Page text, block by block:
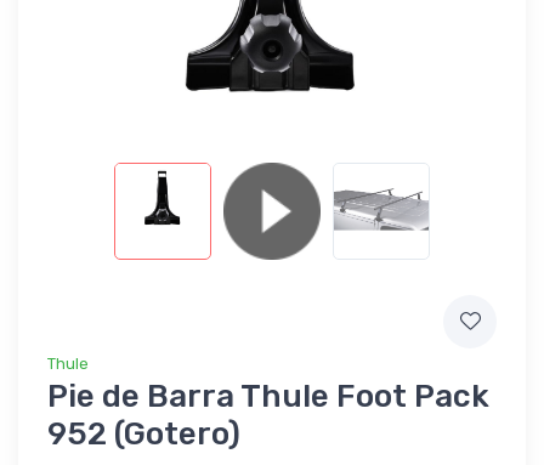
Thule
Pie de Barra Thule Foot Pack
952 (Gotero)